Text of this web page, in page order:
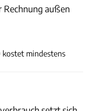
außen
kostet mindestens